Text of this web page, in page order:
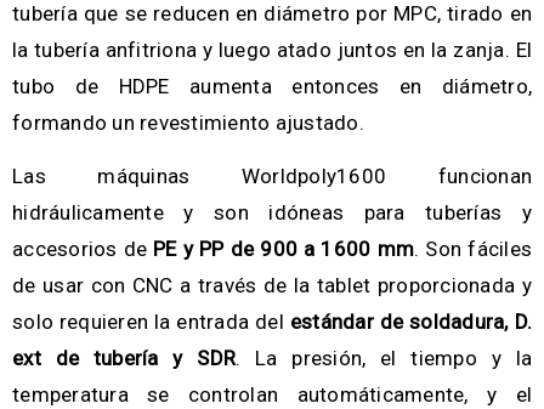
tubería que se reducen en diámetro por MPC, tirado en
la tubería anfitriona y luego atado juntos en la zanja. El
tubo de HDPE aumenta entonces en diámetro,
formando un revestimiento ajustado.
Las máquinas Worldpoly1600 funcionan
hidráulicamente y son idóneas para tuberías y
accesorios de PE y PP de 900 a 1600 mm. Son fáciles
de usar con CNC a través de la tablet proporcionada y
solo requieren la entrada del estándar de soldadura, D.
ext de tubería y SDR. La presión, el tiempo y la
temperatura se controlan automáticamente, y el